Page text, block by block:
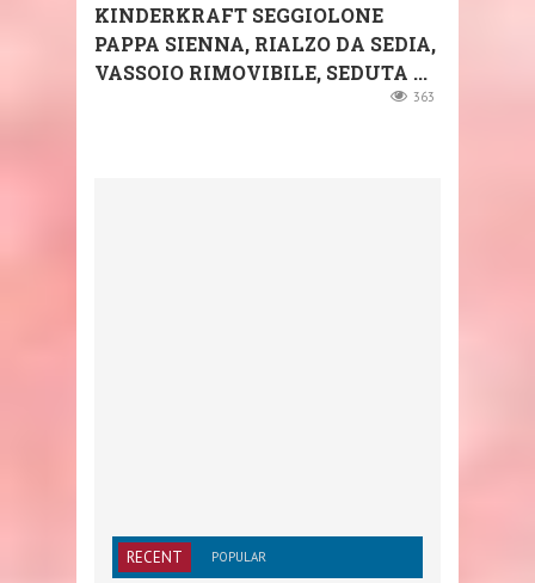
KINDERKRAFT SEGGIOLONE
PAPPA SIENNA, RIALZO DA SEDIA,
VASSOIO RIMOVIBILE, SEDUTA ...
363
RECENT POPULAR